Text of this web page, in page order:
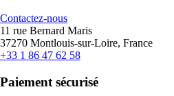
Contactez-nous
11 rue Bernard Maris
37270 Montlouis-sur-Loire, France
+33 1 86 47 62 58
Paiement sécurisé